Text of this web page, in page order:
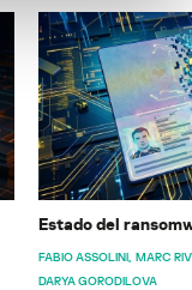
Estado del
FABIO ASSOLINI MARC
DARYA GORODILOVA